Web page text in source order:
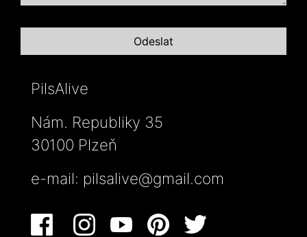
PilsAlive
Nám. Republiky 35
30100 Plzeň
e-mail: pilsalive@gmail.com